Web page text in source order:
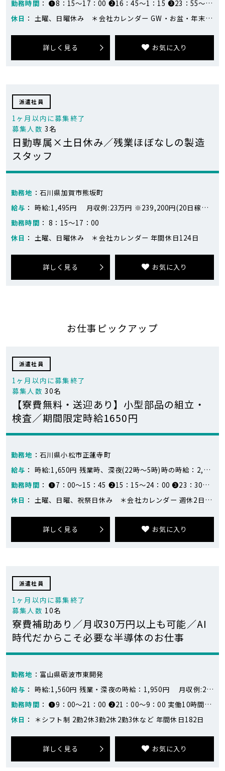
勤務時間 ： ❶8：15～17：00 ❷16：45～1：15 ❸23：55〜8：20 実働8時間／7時間45分／7時間40分（1週間毎の交代）
休日 ： 土曜、日曜休み ＊会社カレンダー GW・お盆・年末年始・長期休暇あり 月1～2回休日出勤あり（繁忙期により変動あり）
詳しく見る お気に入り
派遣社員
1ヶ月以内に募集終了
募集人数 3名
日勤専属×土日休み／残業ほぼなしの製造
スタッフ
勤務地 ：石川県加賀市熊坂町
給与 ： 時給:1,495円 月収例:23万円 ※239,200円(20日稼働、残業なしの場合) 1,495円×8時間×20日＝239,200円 ※目安となります。
勤務時間 ： 8：15～17：00
休日 ： 土曜、日曜休み ＊会社カレンダー 年間休日124日
詳しく見る お気に入り
お仕事ピックアップ
派遣社員
1ヶ月以内に募集終了
募集人数 30名
【寮費無料・送迎あり】小型部品の組立・
検査／期間限定時給1650円
勤務地 ：石川県小松市正蓮寺町
給与 ： 時給:1,650円 残業時、深夜(22時～5時)時の時給：2,063円 月収例:29万円～38万円 ※383,362円（21日勤務、残業42時間の場合） 日勤：13,200円×7日＝92,400円 夕勤：14,026円×7日＝98,182円 夜勤：15,162円×7日＝106,134円 残業42時間＝86,646円 合計：383,362円（目安です）
勤務時間 ： ❶7：00～15：45 ❷15：15～24：00 ❸23：30～8：15 実働8時間
休日 ： 土曜、日曜、祝祭日休み ＊会社カレンダー 週休2日制 GW・夏季・年末年始は長期休暇あり
詳しく見る お気に入り
派遣社員
1ヶ月以内に募集終了
募集人数 10名
寮費補助あり／月収30万円以上も可能／AI
時代だからこそ必要な半導体のお仕事
勤務地 ：富山県砺波市東開発
給与 ： 時給:1,560円 残業・深夜の時給：1,950円 月収例:25万円～32万円 ※259,350円～316,095円(固定残業1日2.5時間) 月14日勤務の場合 日勤：17,355円×7日=121,485円 夜勤：19,695円×7日=137,865円 合計：259,350円 月17日勤務の場合 日勤：17,355円×8日=138,840円 夜勤：19,695円×9日=177,255円 合計：316,095円 ※シフトにより変動します
勤務時間 ： ❶9：00～21：00 ❷21：00～9：00 実働10時間30分
休日 ： ＊シフト制 2勤2休3勤2休2勤3休など 年間休日182日
詳しく見る お気に入り